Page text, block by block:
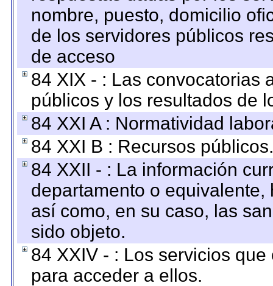
nombre, puesto, domicilio
de los servidores públicos
de acceso
84 XIX - : Las convocatorias
públicos y los resultados de
84 XXI A : Normatividad
84 XXI B : Recursos públicos.
84 XXII - : La información
departamento o
así como, en su caso, las
sido objeto.
84 XXIV - : Los servicios
para acceder a ellos.